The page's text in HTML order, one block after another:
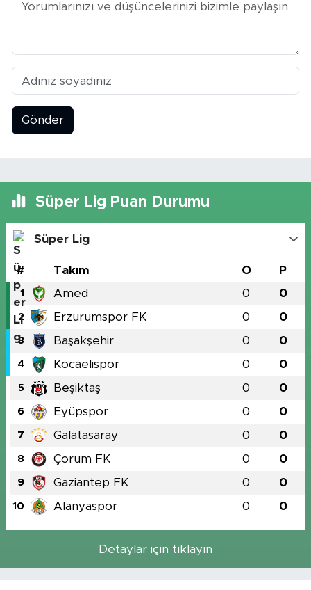
Gönder
Süper Lig Puan Durumu
Süper Lig
# Takım O P
1 Amed 0 0
2 Erzurumspor FK 0 0
3 Başakşehir 0 0
4 Kocaelispor 0 0
5 Beşiktaş 0 0
6 Eyüpspor 0 0
7 Galatasaray 0 0
8 Çorum FK 0 0
9 Gaziantep FK 0 0
10 Alanyaspor 0 0
Detaylar için tıklayın